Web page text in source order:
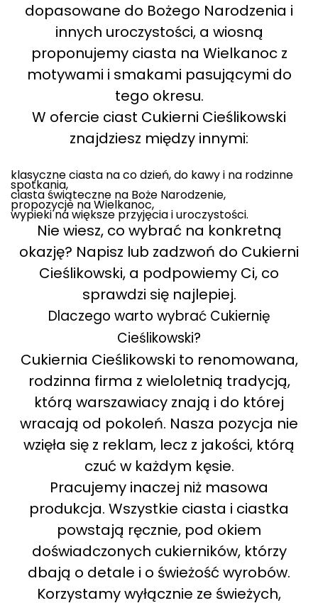
dopasowane do Bożego Narodzenia i
innych uroczystości, a wiosną
proponujemy ciasta na Wielkanoc z
motywami i smakami pasującymi do
tego okresu.
W ofercie ciast Cukierni Cieślikowski
znajdziesz między innymi:
klasyczne ciasta na co dzień, do kawy i na rodzinne
spotkania,
ciasta świąteczne na Boże Narodzenie,
propozycje na Wielkanoc,
wypieki na większe przyjęcia i uroczystości.
Nie wiesz, co wybrać na konkretną
okazję? Napisz lub zadzwoń do Cukierni
Cieślikowski, a podpowiemy Ci, co
sprawdzi się najlepiej.
Dlaczego warto wybrać Cukiernię
Cieślikowski?
Cukiernia Cieślikowski to renomowana,
rodzinna firma z wieloletnią tradycją,
którą warszawiacy znają i do której
wracają od pokoleń. Nasza pozycja nie
wzięła się z reklam, lecz z jakości, którą
czuć w każdym kęsie.
Pracujemy inaczej niż masowa
produkcja. Wszystkie ciasta i ciastka
powstają ręcznie, pod okiem
doświadczonych cukierników, którzy
dbają o detale i o świeżość wyrobów.
Korzystamy wyłącznie ze świeżych,